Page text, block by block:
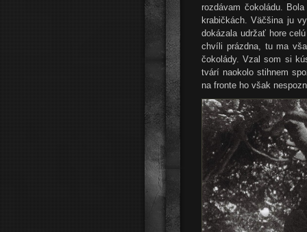
rozdávam čokoládu.
krabičkách. Väčšina ju
dokázala udržať hore
chvíli prázdna, tu ma
čokolády. Vzal som si
tvárí naokolo stihnem
na fronte ho však